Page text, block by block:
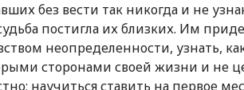
без вести так никогда и не
постигла их близких. Им
неопределенности, узнать,
сторонами своей жизни и не
научиться ставить на первое